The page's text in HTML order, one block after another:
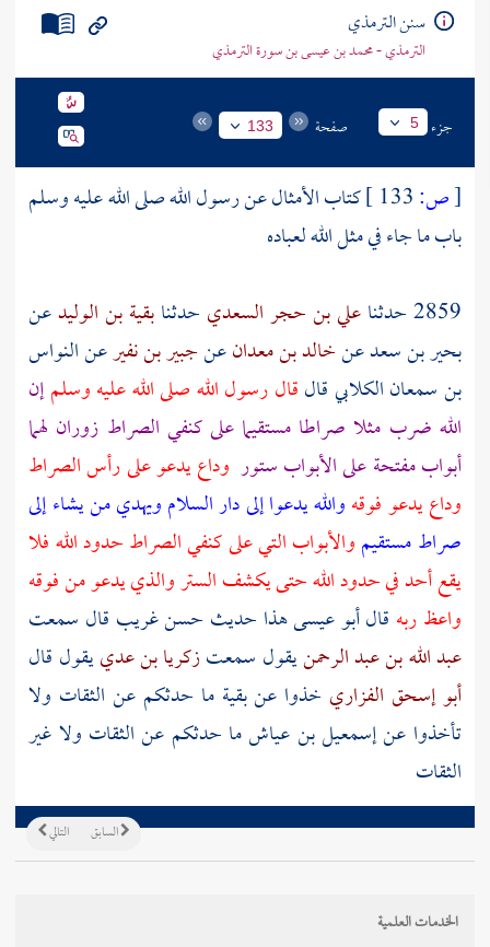
سنن الترمذي
الترمذي - محمد بن عيسى بن سورة الترمذي
جزء 5 صفحة 133
[ص:
كتاب الأمثال عن رسول الله صلى الله عليه وسلم
باب ما جاء في مثل الله لعباده
2859 حدثنا
علي بن حجر السعدي حدثنابقية بن الوليدعن
بحير بن سعدعنخالد بن معدانعنجبير بن نفيرعنالنواس
بن سمعان الكلابيقالقال رسول الله صلى الله عليه وسلمإن
الله ضرب مثلا صراطا مستقيما على كنفي الصراط زوران لهما
أبواب مفتحة على الأبواب ستور وداع يدعو على رأس الصراط
وداع يدعو فوقهوالله يدعوا إلى دار السلام ويهدي من يشاء إلى
صراط مستقيموالأبواب التي على كنفي الصراط حدود الله فلا
يقع أحد في حدود الله حتى يكشف الستر والذي يدعو من فوقه
واعظ ربه قال أبو عيسى هذا حديث حسن غريب قال سمعت
عبد الله بن عبد الرحمنيقول سمعتزكريا بن عدييقول قال
أبو إسحق الفزاري خذوا عنبقيةما حدثكم عن الثقات ولا
تأخذوا عنإسمعيل بن عياشما حدثكم عن الثقات ولا غير
الثقات
التالي السابق
الخدمات العلمية